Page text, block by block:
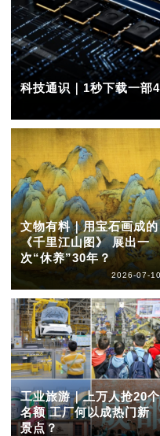
科技通识｜1秒下载一部
文物有料｜用宝石画成的
《千里江山图》 展出一
次“休养”30年？
2026-07-10
工业旅游｜上万人抢20个
名额 工厂何以成热门新
景点？